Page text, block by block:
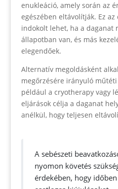
enukleáció, amely során az
egészében eltávolítják. Ez
indokolt lehet, ha a daganat
állapotban van, és más
elegendőek.
Alternatív megoldásként
megőrzésére irányuló
például a cryotherapy vagy
eljárások célja a daganat
anélkül, hogy teljesen
A sebészeti
nyomon követés
érdekében, hogy